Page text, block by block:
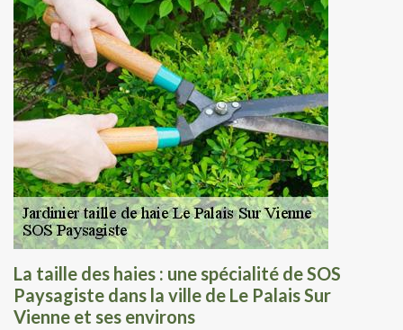
La taille des haies : une spécialité de SOS
Paysagiste dans la ville de Le Palais Sur
Vienne et ses environs